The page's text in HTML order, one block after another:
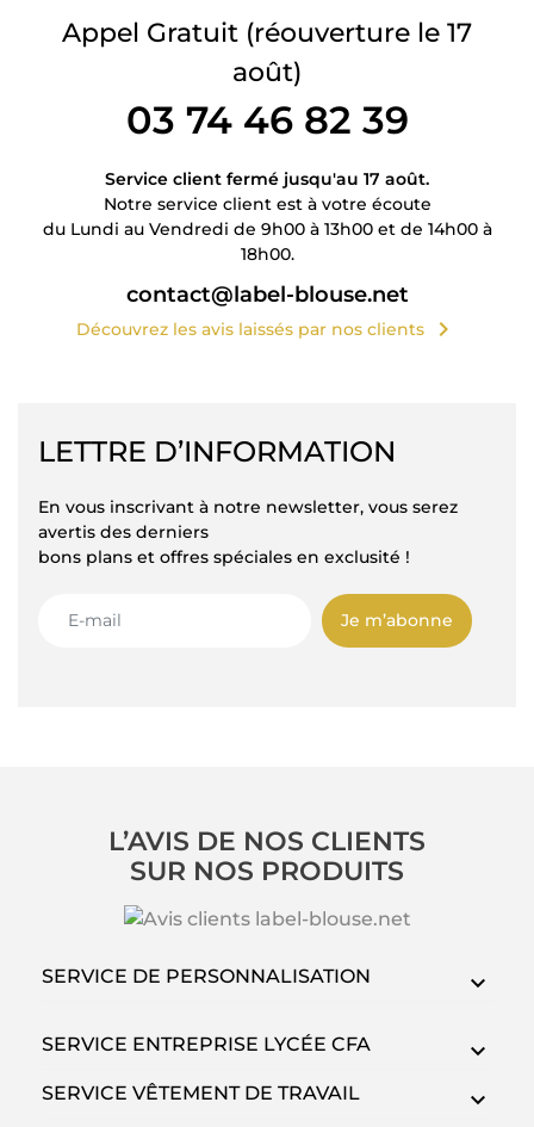
Appel Gratuit (réouverture le 17
août)
03 74 46 82 39
Service client fermé jusqu'au 17 août.
Notre service client est à votre écoute
du Lundi au Vendredi de 9h00 à 13h00 et de 14h00 à
18h00.
contact@label-blouse.net
Découvrez les avis laissés par nos clients chevron_right
LETTRE D’INFORMATION
En vous inscrivant à notre newsletter, vous serez
avertis des derniers
bons plans et offres spéciales en exclusité !
Je m’abonne
L’AVIS DE NOS CLIENTS
SUR NOS PRODUITS
SERVICE DE PERSONNALISATION
SERVICE ENTREPRISE LYCÉE CFA
SERVICE VÊTEMENT DE TRAVAIL